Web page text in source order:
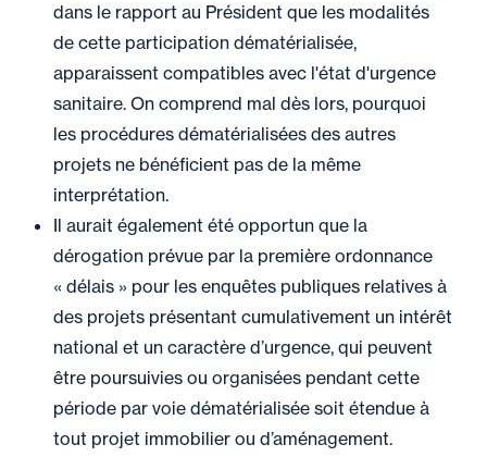
dans le rapport au Président que les modalités
de cette participation dématérialisée,
apparaissent compatibles avec l'état d'urgence
sanitaire. On comprend mal dès lors, pourquoi
les procédures dématérialisées des autres
projets ne bénéficient pas de la même
interprétation.
Il aurait également été opportun que la
dérogation prévue par la première ordonnance
« délais » pour les enquêtes publiques relatives à
des projets présentant cumulativement un intérêt
national et un caractère d’urgence, qui peuvent
être poursuivies ou organisées pendant cette
période par voie dématérialisée soit étendue à
tout projet immobilier ou d’aménagement.